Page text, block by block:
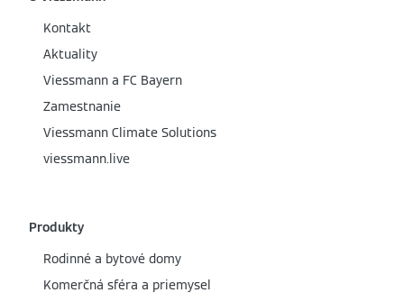
Kontakt
Aktuality
Viessmann a FC Bayern
Zamestnanie
Viessmann Climate Solutions
viessmann.live
Produkty
Rodinné a bytové domy
Komerčná sféra a priemysel